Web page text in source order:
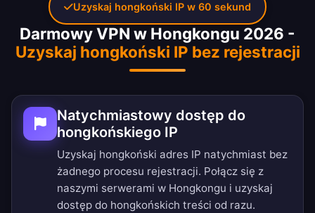
Darmowy VPN w Hongkongu 2026 -
Uzyskaj hongkoński IP bez rejestracji
Natychmiastowy dostęp do
hongkońskiego IP
Uzyskaj hongkoński adres IP natychmiast bez
żadnego procesu rejestracji. Połącz się z
naszymi serwerami w Hongkongu i uzyskaj
dostęp do hongkońskich treści od razu.
Uzyskaj hongkoński IP w 60 sekund